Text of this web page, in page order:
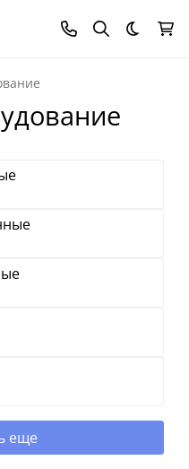
Темная
еще